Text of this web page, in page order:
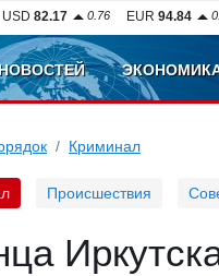
USD 82.17 0.76 EUR 94.84
Криминал
Происшествия